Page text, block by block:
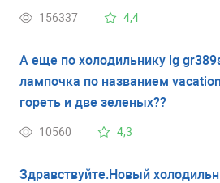
это неисправность
156337 4,4
А еще по холодильнику lg
лампочка по названием
гореть и две зеленых??
10560 4,3
Здравствуйте.Новый